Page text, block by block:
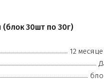
30шт по 30г)
12